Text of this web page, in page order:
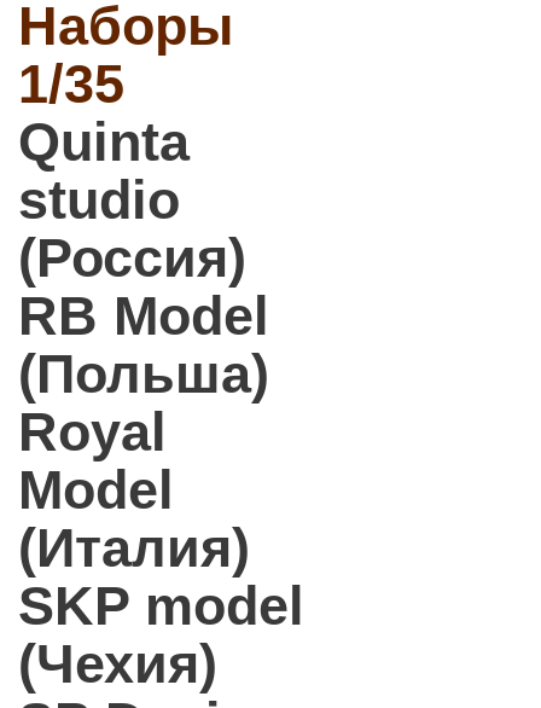
Наборы
1/35
Quinta
studio
(Россия)
RB Model
(Польша)
Royal
Model
(Италия)
SKP model
(Чехия)